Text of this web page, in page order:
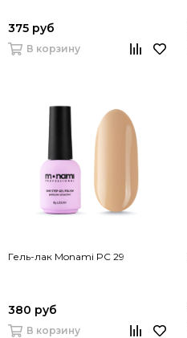
375 руб
В корзину
Гель-лак Monami PC 29
380 руб
В корзину